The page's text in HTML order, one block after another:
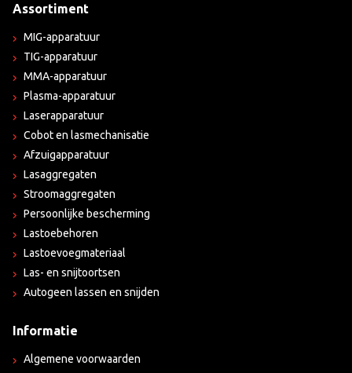
Assortiment
MIG-apparatuur
TIG-apparatuur
MMA-apparatuur
Plasma-apparatuur
Laserapparatuur
Cobot en lasmechanisatie
Afzuigapparatuur
Lasaggregaten
Stroomaggregaten
Persoonlijke bescherming
Lastoebehoren
Lastoevoegmateriaal
Las- en snijtoortsen
Autogeen lassen en snijden
Informatie
Algemene voorwaarden